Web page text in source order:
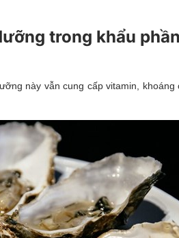
Ngân hàng
trong khẩu
này vẫn cung cấp vitamin, khoáng